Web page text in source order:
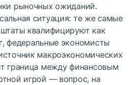
рыночных ожиданий.
ситуация: те же самые
квалифицируют как
федеральные экономисты
макроэкономических
граница между финансовым
игрой — вопрос, на